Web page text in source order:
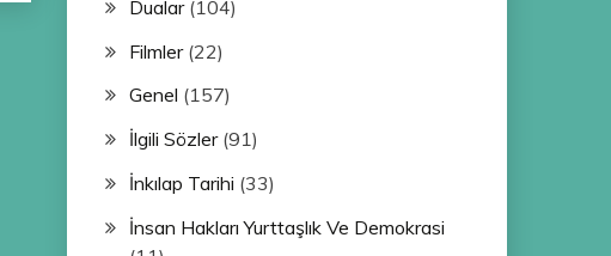
Dualar(104)
Filmler(22)
Genel (157)
İlgili Sözler(91)
İnkılap Tarihi (33)
İnsan Hakları Yurttaşlık Ve Demokrasi